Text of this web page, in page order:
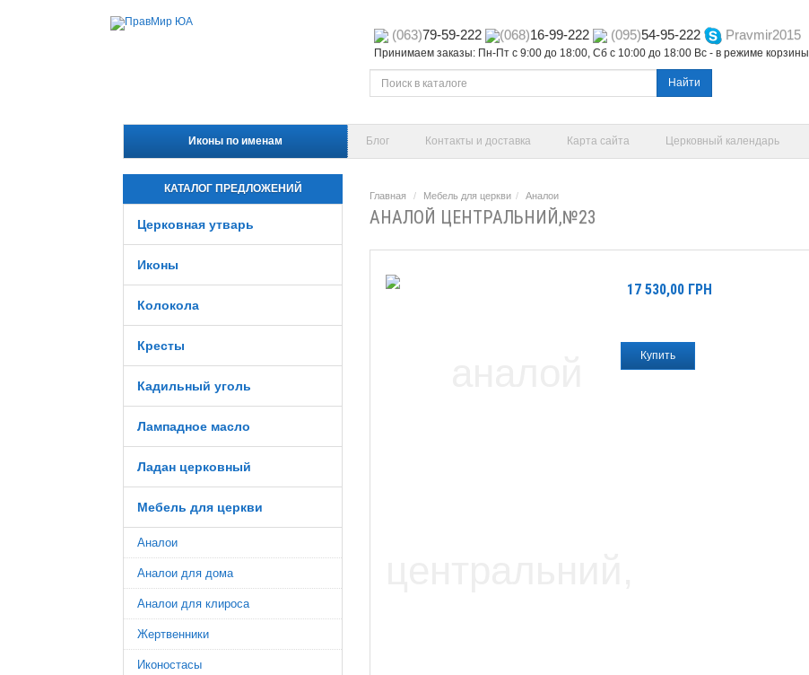
(063)79-59-222 (068)16-99-222 (095)54-95-222 Pravmir2015
Принимаем заказы: Пн-Пт с 9:00 до 18:00, Сб с 10:00 до 18:00 Вс - в режиме корзины
Найти
Иконы по именам Блог Контакты и доставка Карта сайта Церковный календарь
КАТАЛОГ ПРЕДЛОЖЕНИЙ
Церковная утварь
Иконы
Колокола
Кресты
Кадильный уголь
Лампадное масло
Ладан церковный
Мебель для церкви
Аналои
Аналои для дома
Аналои для клироса
Жертвенники
Иконостасы
Главная Мебель для церкви Аналои
АНАЛОЙ ЦЕНТРАЛЬНИЙ,№23
17 530,00 ГРН